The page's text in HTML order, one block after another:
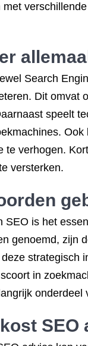
Search
Dit omvat
speelt
te verhogen.
versterken.
SEO is het
genoemd, zijn
strategisch
in
SEO